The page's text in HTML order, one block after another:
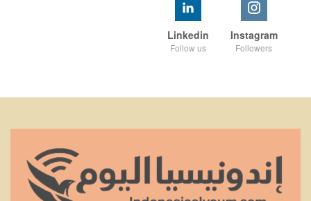
Instagram
Followers
Linkedin
Follow us